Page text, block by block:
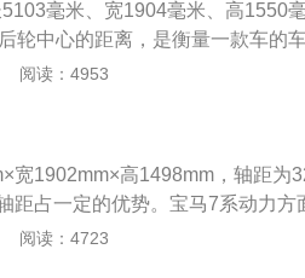
毫米、宽1904毫米、高1550
轮中心的距离，是衡量一款车的
内空间也越大。宝马6系gt是宝马
雅之余又兼顾了运动，前保险杠的
阅读：4953
宽1902mm×高1498mm，轴距为
距占一定的优势。宝马7系动力方
和6.6TV12两款双涡轮增压共四
阅读：4723